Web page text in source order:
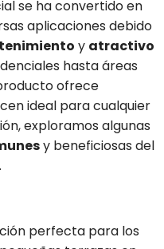
se ha convertido en
aplicaciones debido
y atractivo
hasta áreas
ofrece
ideal para cualquier
exploramos algunas
y beneficiosas del
.
perfecta para los